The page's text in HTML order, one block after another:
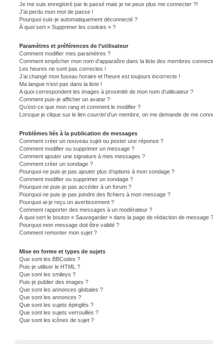
Je me suis enregistré par le passé mais je ne peux plus me connecter ?!
J’ai perdu mon mot de passe !
Pourquoi suis-je automatiquement déconnecté ?
À quoi sert « Supprimer les cookies » ?
Paramètres et préférences de l’utilisateur
Comment modifier mes paramètres ?
Comment empêcher mon nom d’apparaître dans la liste des membres
Les heures ne sont pas correctes !
J’ai changé mon fuseau horaire et l’heure est toujours incorrecte !
Ma langue n’est pas dans la liste !
A quoi correspondent les images à proximité de mon nom d’utilisateur ?
Comment puis-je afficher un avatar ?
Qu’est-ce que mon rang et comment le modifier ?
Lorsque je clique sur le lien courrield’un membre, on me demande de me
Problèmes liés à la publication de messages
Comment créer un nouveau sujet ou poster une réponse ?
Comment modifier ou supprimer un message ?
Comment ajouter une signature à mes messages ?
Comment créer un sondage ?
Pourquoi ne puis-je pas ajouter plus d’options à mon sondage ?
Comment modifier ou supprimer un sondage ?
Pourquoi ne puis-je pas accéder à un forum ?
Pourquoi ne puis-je pas joindre des fichiers à mon message ?
Pourquoi ai-je reçu un avertissement ?
Comment rapporter des messages à un modérateur ?
À quoi sert le bouton « Sauvegarder » dans la page de rédaction de message ?
Pourquoi mon message doit être validé ?
Comment remonter mon sujet ?
Mise en forme et types de sujets
Que sont les BBCodes ?
Puis-je utiliser le HTML ?
Que sont les smileys ?
Puis-je publier des images ?
Que sont les annonces globales ?
Que sont les annonces ?
Que sont les sujets épinglés ?
Que sont les sujets verrouillés ?
Que sont les icônes de sujet ?